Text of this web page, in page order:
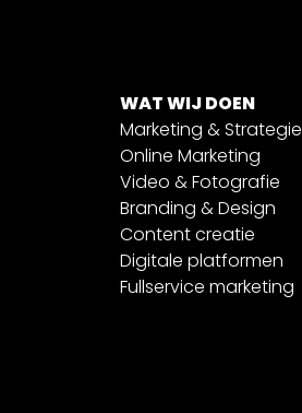
WAT WIJ DOEN
Marketing & Strategie
Online Marketing
Video & Fotografie
Branding & Design
Content creatie
Digitale platformen
Fullservice marketing